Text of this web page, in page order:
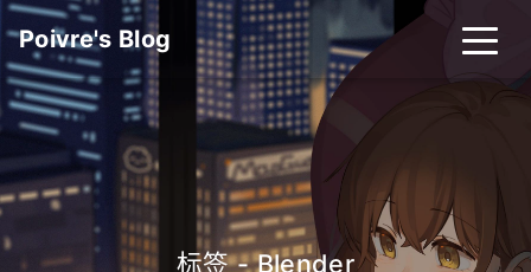
Poivre's Blog
标签 - Blender